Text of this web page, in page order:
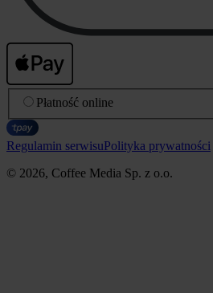
Płatność online
Regulamin serwisuPolityka prywatności
© 2026, Coffee Media Sp. z o.o.